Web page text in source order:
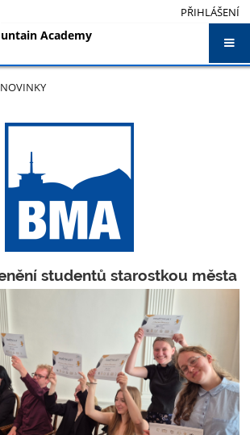
PŘIHLÁŠENÍ
Academy
NOVINKY
studentů starostkou města